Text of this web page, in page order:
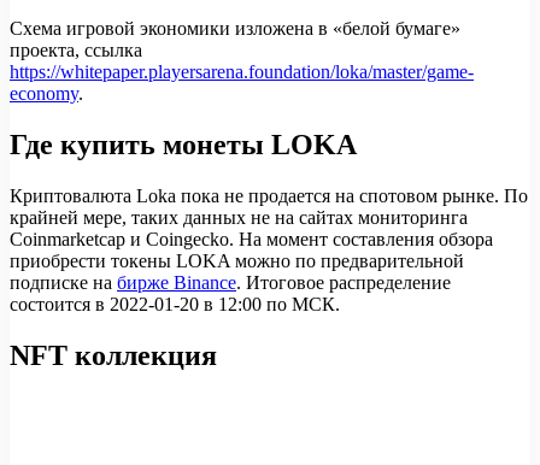
Схема игровой экономики изложена в «белой бумаге»
проекта, ссылка
https://whitepaper.playersarena.foundation/loka/master/game-
economy.
Где купить монеты LOKA
Криптовалюта Loka пока не продается на спотовом рынке. По
крайней мере, таких данных не на сайтах мониторинга
Сoinmarketcap и Сoingecko. На момент составления обзора
приобрести токены LOKA можно по предварительной
подписке на бирже Binance. Итоговое распределение
состоится в 2022-01-20 в 12:00 по МСК.
NFT коллекция